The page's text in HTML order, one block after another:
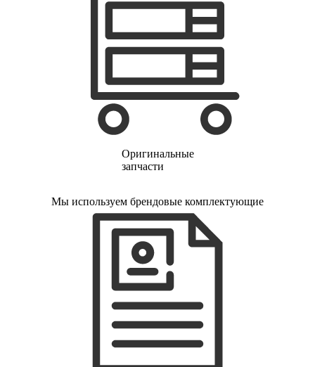
электропил
электроприводов для рулонной шторы
электропростыней
электрорезов
электрорубаноков
электрощеток
электрощитов
электрошвабер
электросковороды
электротельферов
электровелосипедов
электровеников
эпиляторов
фальцовщиков
фаршемешалок
фекальных насосов
фен-щеток
ферментаторов
финишер-степлеров
Оригинальные
запчасти
Мы используем брендовые комплектующие